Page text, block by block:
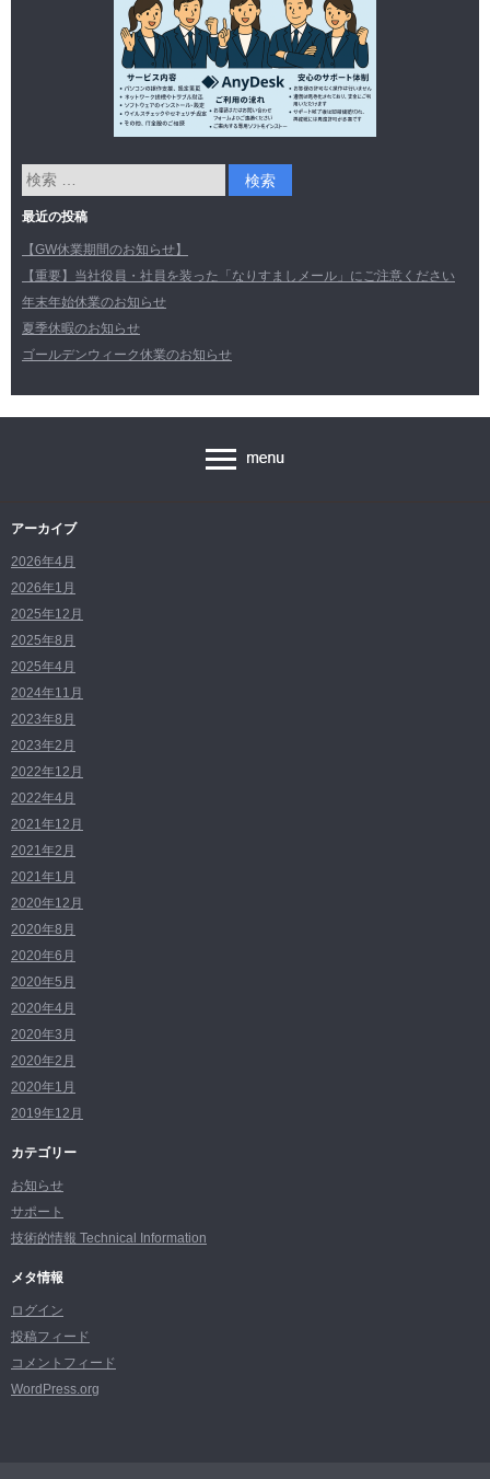
最近の投稿
【GW休業期間のお知らせ】
【重要】当社役員・社員を装った「なりすましメール」にご注意ください
年末年始休業のお知らせ
夏季休暇のお知らせ
ゴールデンウィーク休業のお知らせ
アーカイブ
2026年4月
2026年1月
2025年12月
2025年8月
2025年4月
2024年11月
2023年8月
2023年2月
2022年12月
2022年4月
2021年12月
2021年2月
2021年1月
2020年12月
2020年8月
2020年6月
2020年5月
2020年4月
2020年3月
2020年2月
2020年1月
2019年12月
カテゴリー
お知らせ
サポート
技術的情報 Technical Information
メタ情報
ログイン
投稿フィード
コメントフィード
WordPress.org